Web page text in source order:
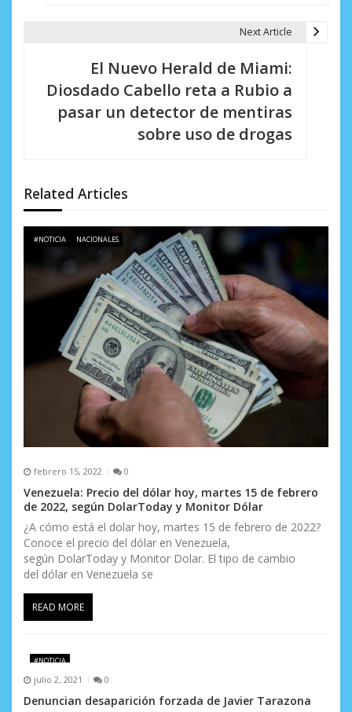
d
e
t
a
s
Next Article
El Nuevo Herald de Miami:
Diosdado Cabello reta a Rubio a
pasar un detector de mentiras
sobre uso de drogas
Related Articles
#NOTICIA NACIONALES
febrero 15, 2022 0
Venezuela: Precio del dólar hoy, martes 15 de febrero
de 2022, según DolarToday y Monitor Dólar
¿A cómo está el dolar hoy, martes 15 de febrero de 2022?
Conoce el precio del dólar en Venezuela,
según DolarToday y Monitor Dolar. El tipo de cambio
del dólar en Venezuela se
READ MORE
#NOTICIA
julio 2, 2021 0
Denuncian desaparición forzada de Javier Tarazona